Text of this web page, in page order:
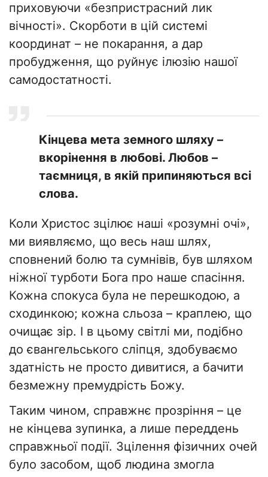
приховуючи «безпристрасний лик
вічності». Скорботи в цій системі
координат – не покарання, а дар
пробудження, що руйнує ілюзію нашої
самодостатності.
​Кінцева мета земного шляху –
вкорінення в любові. Любов –
таємниця, в якій припиняються всі
слова.
Коли Христос зцілює наші «розумні очі»,
ми виявляємо, що весь наш шлях,
сповнений болю та сумнівів, був шляхом
ніжної турботи Бога про наше спасіння.
Кожна спокуса була не перешкодою, а
сходинкою; кожна сльоза – краплею, що
очищає зір. І в цьому світлі ми, подібно
до євангельського сліпця, здобуваємо
здатність не просто дивитися, а бачити
безмежну премудрість Божу.
​Таким чином, справжнє прозріння – це
не кінцева зупинка, а лише переддень
справжньої події. Зцілення фізичних очей
було засобом, щоб людина змогла